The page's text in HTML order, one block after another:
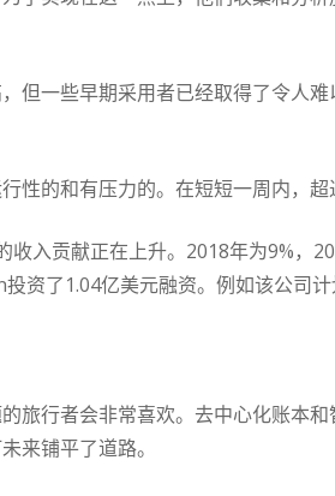
但一些早期采用者已经取得了令人
性的和有压力的。在短短一周内，超
入贡献正在上升。2018年为9%，
资了1.04亿美元融资。例如该公司
旅行者会非常喜欢。去中心化账本
来铺平了道路。